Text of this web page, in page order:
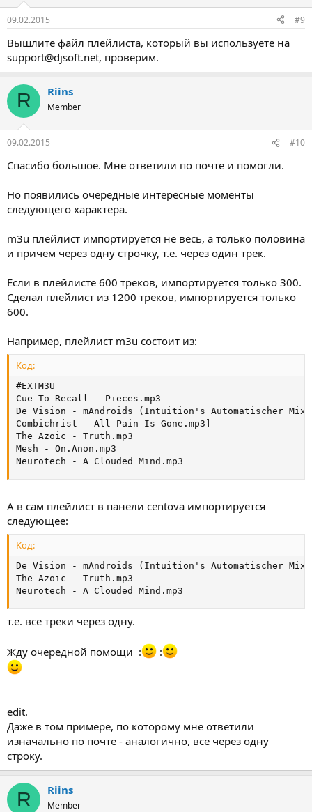
09.02.2015 #9
Вышлите файл плейлиста, который вы используете на
support@djsoft.net, проверим.
R Riins
Member
09.02.2015 #10
Спасибо большое. Мне ответили по почте и помогли.
Но появились очередные интересные моменты
следующего характера.
m3u плейлист импортируется не весь, а только половина
и причем через одну строчку, т.е. через один трек.
Если в плейлисте 600 треков, импортируется только 300.
Сделал плейлист из 1200 треков, импортируется только
600.
Например, плейлист m3u состоит из:
Код:
#EXTM3U
Cue To Recall - Pieces.mp3
De Vision - mAndroids (Intuition's Automatischer
Combichrist - All Pain Is Gone.mp3]
The Azoic - Truth.mp3
Mesh - On.Anon.mp3
Neurotech - A Clouded Mind.mp3
А в сам плейлист в панели centova импортируется
следующее:
Код:
De Vision - mAndroids (Intuition's Automatischer
The Azoic - Truth.mp3
Neurotech - A Clouded Mind.mp3
т.е. все треки через одну.
Жду очередной помощи : :
edit.
Даже в том примере, по которому мне ответили
изначально по почте - аналогично, все через одну
строку.
R Riins
Member